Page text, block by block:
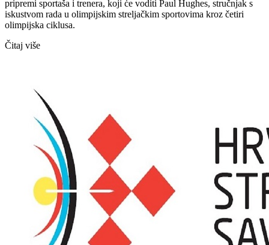
pripremi sportaša i trenera, koji će voditi Paul Hughes, stručnjak s
iskustvom rada u olimpijskim streljačkim sportovima kroz četiri
olimpijska ciklusa.
Čitaj više